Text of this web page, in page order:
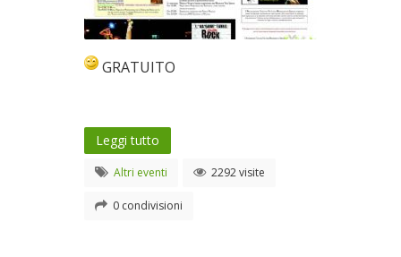
GRATUITO
Leggi tutto
Altri eventi 2292 visite
0 condivisioni